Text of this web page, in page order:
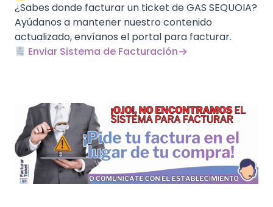
¿Sabes donde facturar un ticket de GAS SEQUOIA?
Ayúdanos a mantener nuestro contenido
actualizado, envíanos el portal para facturar.
Enviar Sistema de Facturación